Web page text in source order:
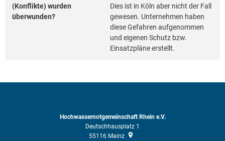
(Konflikte) wurden
überwunden?
Dies ist in Köln aber nicht der Fall
gewesen. Unternehmen haben
diese Gefahren aufgenommen
und eigenen Schutz bzw.
Einsatzpläne erstellt.
Hochwassernotgemeinschaft Rhein e.V.
Deutschhausplatz 1
55116 Mainz